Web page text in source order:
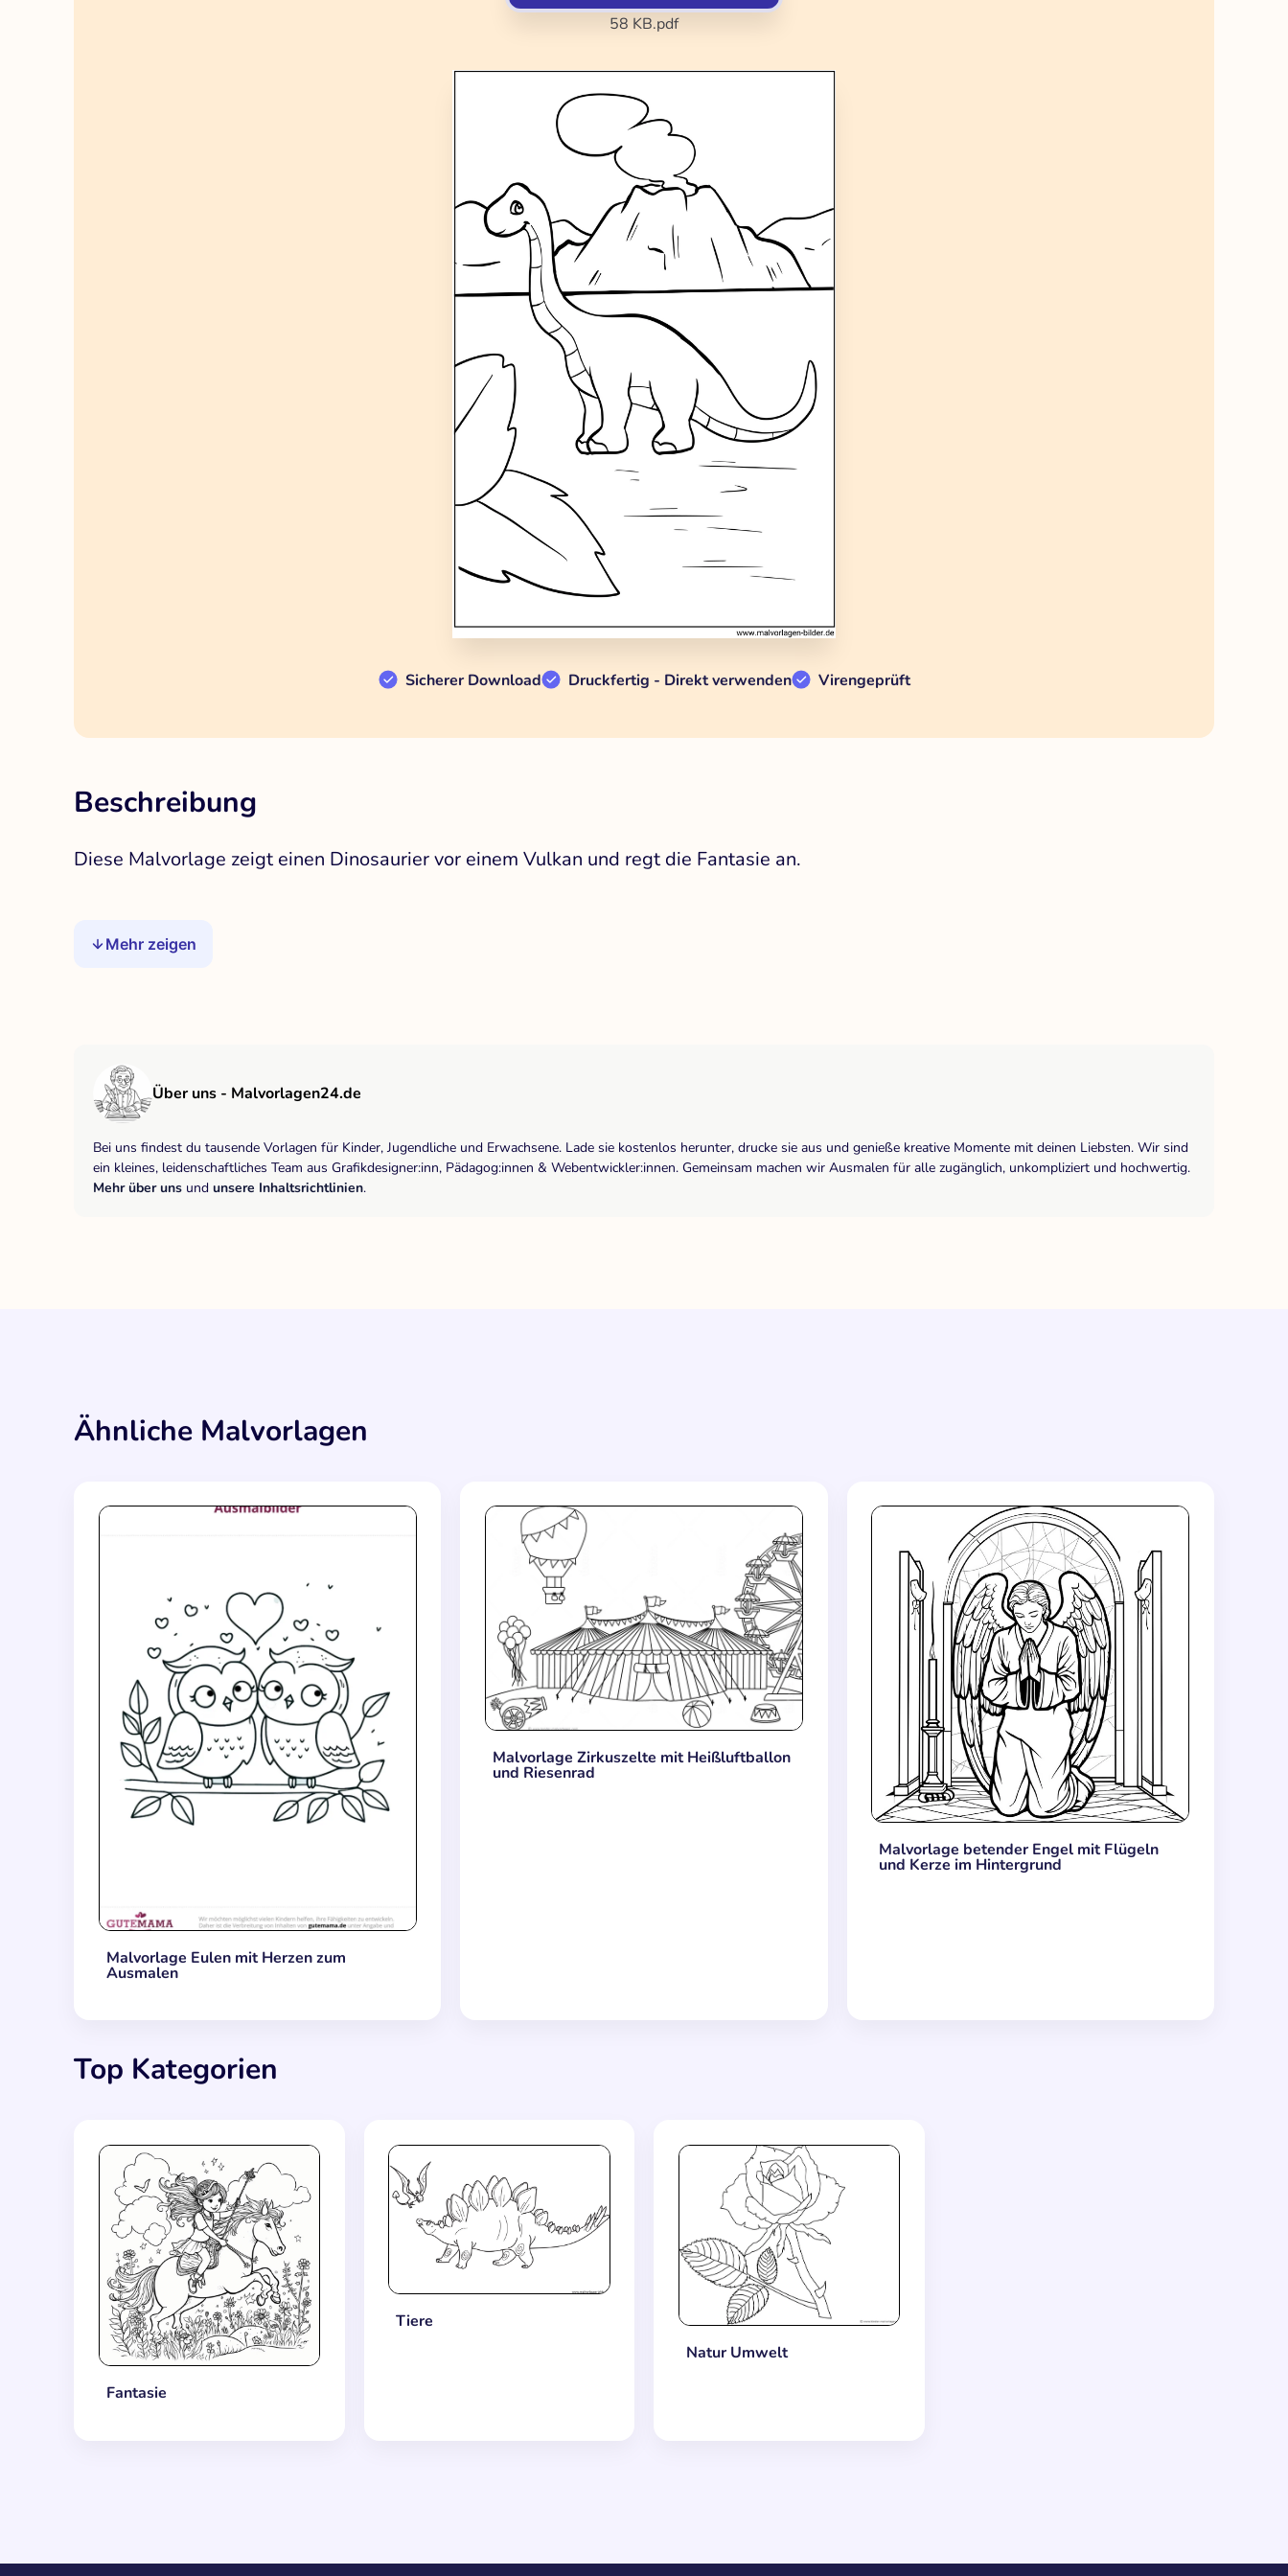
58 KB.pdf
Sicherer Download Druckfertig - Direkt verwenden Virengeprüft
Beschreibung
Diese Malvorlage zeigt einen Dinosaurier vor einem Vulkan und regt die Fantasie an.
Mehr zeigen
Über uns - Malvorlagen24.de
Bei uns findest du tausende Vorlagen für Kinder, Jugendliche und Erwachsene. Lade sie kostenlos herunter, drucke sie aus und genieße kreative Momente mit deinen Liebsten. Wir sind
ein kleines, leidenschaftliches Team aus Grafikdesigner:inn, Pädagog:innen & Webentwickler:innen. Gemeinsam machen wir Ausmalen für alle zugänglich, unkompliziert und hochwertig.
Mehr über uns und unsere Inhaltsrichtlinien.
Ähnliche Malvorlagen
Malvorlage Eulen mit Herzen zum
Ausmalen
Malvorlage Zirkuszelte mit Heißluftballon
und Riesenrad
Malvorlage betender Engel mit Flügeln
und Kerze im Hintergrund
Top Kategorien
Fantasie
Tiere
Natur Umwelt